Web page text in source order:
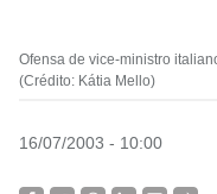
Ofensa de vice-ministro
(Crédito: Kátia Mello)
16/07/2003 - 10:00